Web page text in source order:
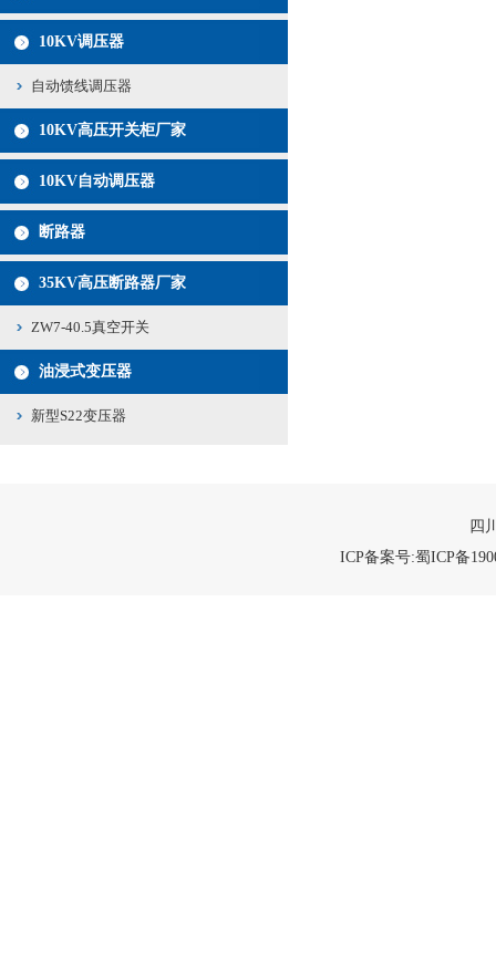
10KV调压器
自动馈线调压器
10KV高压开关柜厂家
10KV自动调压器
断路器
35KV高压断路器厂家
ZW7-40.5真空开关
油浸式变压器
新型S22变压器
四
ICP备案号:蜀ICP备